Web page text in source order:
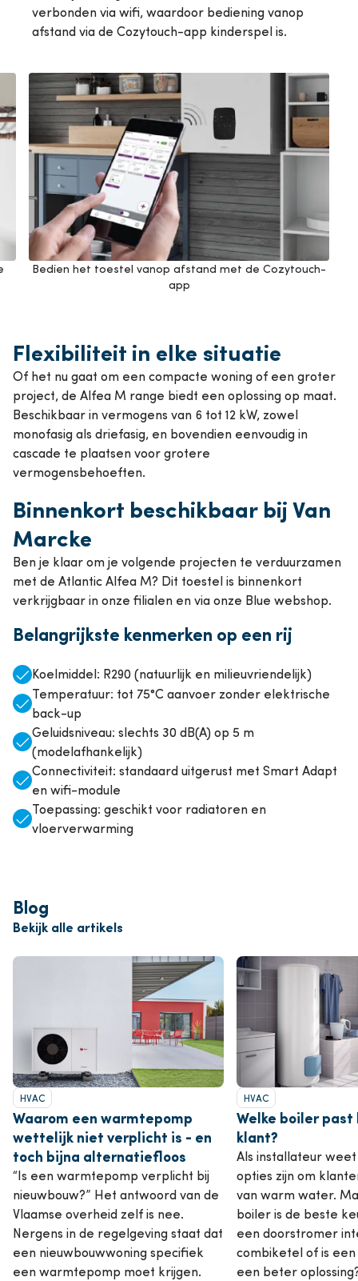
verbonden via wifi, waardoor bediening vanop
afstand via de Cozytouch-app kinderspel is.
Bedien het toestel vanop afstand met de Cozytouch-
app
Flexibiliteit in elke situatie
Of het nu gaat om een compacte woning of een groter
project, de Alfea M range biedt een oplossing op maat.
Beschikbaar in vermogens van 6 tot 12 kW, zowel
monofasig als driefasig, en bovendien eenvoudig in
cascade te plaatsen voor grotere
vermogensbehoeften.
Binnenkort beschikbaar bij Van
Marcke
Ben je klaar om je volgende projecten te verduurzamen
met de Atlantic Alfea M? Dit toestel is binnenkort
verkrijgbaar in onze filialen en via onze Blue webshop.
Belangrijkste kenmerken op een rij
Koelmiddel: R290 (natuurlijk en milieuvriendelijk)
Temperatuur: tot 75°C aanvoer zonder elektrische
back-up
Geluidsniveau: slechts 30 dB(A) op 5 m
(modelafhankelijk)
Connectiviteit: standaard uitgerust met Smart Adapt
en wifi-module
Toepassing: geschikt voor radiatoren en
vloerverwarming
Blog
Bekijk alle artikels
HVAC
Waarom een warmtepomp
wettelijk niet verplicht is - en
toch bijna alternatiefloos
“Is een warmtepomp verplicht bij
nieuwbouw?” Het antwoord van de
Vlaamse overheid zelf is nee.
Nergens in de regelgeving staat dat
een nieuwbouwwoning specifiek
een warmtepomp moet krijgen.
HVAC
Welke boiler past
klant?
Als installateur
opties zijn om
van warm water.
boiler is de beste
een doorstromer
combiketel of is
een beter